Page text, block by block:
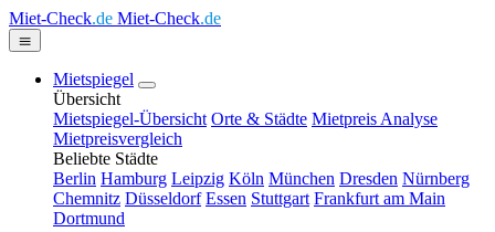
Miet-Check.de Miet-Check.de
Mietspiegel
Übersicht
Mietspiegel-Übersicht Orte & Städte Mietpreis Analyse
Mietpreisvergleich
Beliebte Städte
Berlin Hamburg Leipzig Köln München Dresden Nürnberg
Chemnitz Düsseldorf Essen Stuttgart Frankfurt am Main
Dortmund